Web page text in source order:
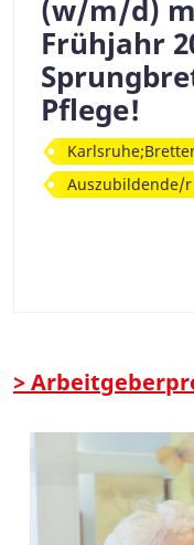
(w/m/d)
Frühjahr
Pflege!
Auszubildende/r
>